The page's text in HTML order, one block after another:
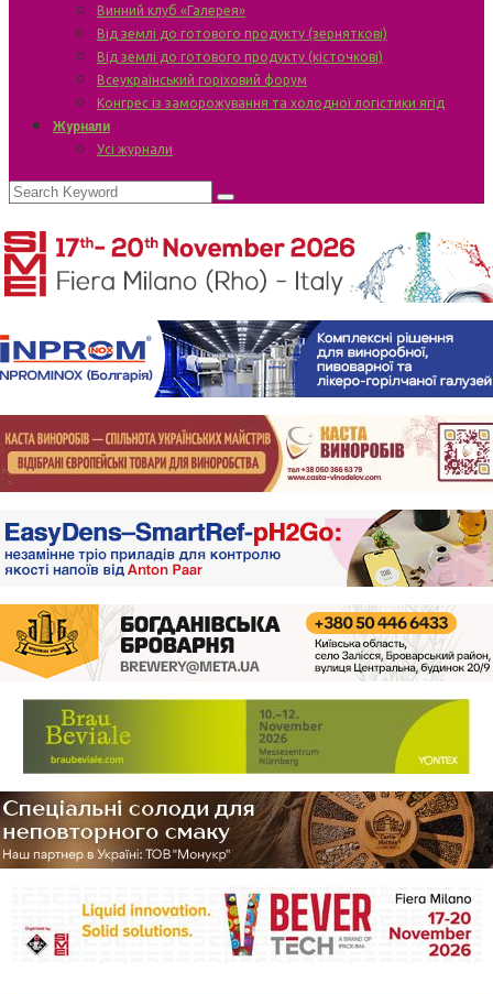
Винний клуб «Галерея»
Від землі до готового продукту (зерняткові)
Від землі до готового продукту (кісточкові)
Всеукраїнський горіховий форум
Конгрес із заморожування та холодної логістики ягід
Журнали
Усі журнали